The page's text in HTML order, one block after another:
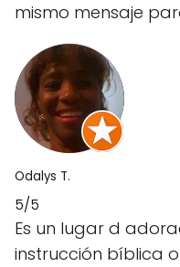
mismo mensaje
Odalys T.
5/5
Es un lugar d
instrucción bíblica